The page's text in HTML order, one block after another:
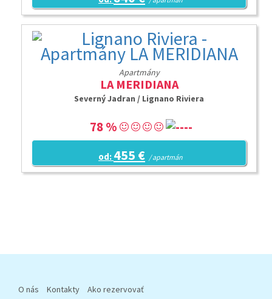
Apartmány
LA MERIDIANA
Severný Jadran / Lignano Riviera
78 %
od: 455 € / apartmán
O nás Kontakty Ako rezervovať